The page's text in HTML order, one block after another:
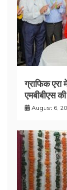
ग्राफिक
एमबीबीएस
August 6,